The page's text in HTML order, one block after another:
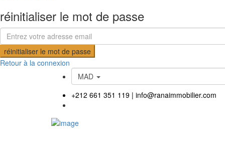
réinitialiser le mot de passe
réinitialiser le mot de passe
Retour à la connexion
MAD
+212 661 351 119 | info@ranaimmobilier.com